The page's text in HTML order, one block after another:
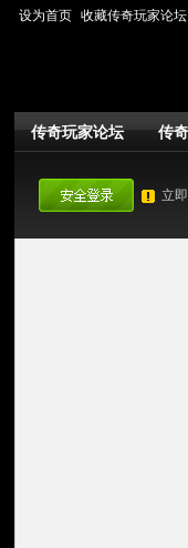
设为首页 收藏传奇玩家论坛
传奇玩家论坛 传
立